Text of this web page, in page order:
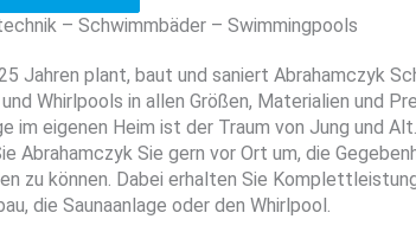
– Schwimmbäder – Swimmingpools
Jahren plant, baut und saniert Abrahamczyk
Whirlpools in allen Größen, Materialien und
im eigenen Heim ist der Traum von Jung und
Abrahamczyk Sie gern vor Ort um, die
zu können. Dabei erhalten Sie
die Saunaanlage oder den Whirlpool.